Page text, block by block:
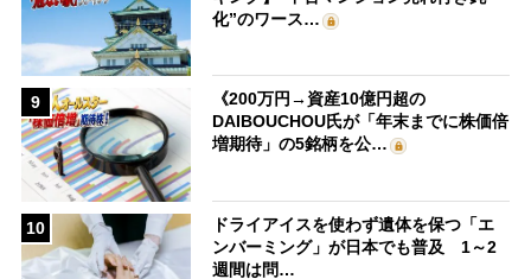
化”のワース…
9
《200万円→資産10億円超の
DAIBOUCHOU氏が「年末までに株価倍
増期待」の5銘柄を公…
10
ドライアイスを使わず遺体を保つ「エ
ンバーミング」が日本でも普及 1～2
週間は問…